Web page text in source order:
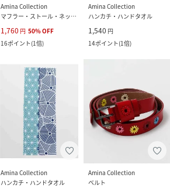
Amina Collection
マフラー・ストール・ネックウォーマー
1,760 円 50%OFF
16ポイント(1倍)
Amina Collection
ハンカチ・ハンドタオル
1,540 円
14ポイント(1倍)
Amina Collection
ハンカチ・ハンドタオル
Amina Collection
ベルト